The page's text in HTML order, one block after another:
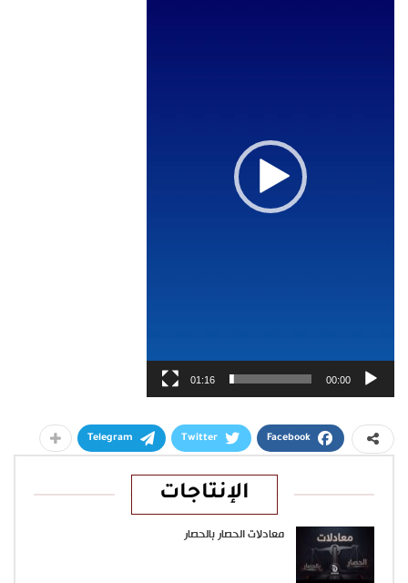
00:00
01:16
Facebook
Twitter
Telegram
الإنتاجات
معادلات الحصار بالحصار